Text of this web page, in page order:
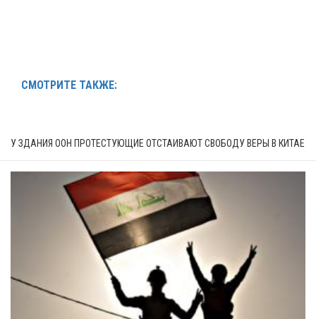
СМОТРИТЕ ТАКЖЕ:
У ЗДАНИЯ ООН ПРОТЕСТУЮЩИЕ ОТСТАИВАЮТ СВОБОДУ ВЕРЫ В КИТАЕ